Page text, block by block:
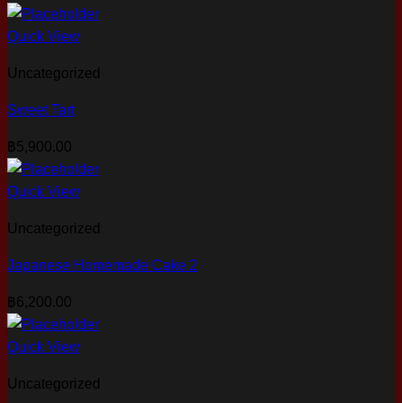
Quick View
Uncategorized
Sweet Tart
฿5,900.00
Quick View
Uncategorized
Japanese Homemade Cake 2
฿6,200.00
Quick View
Uncategorized